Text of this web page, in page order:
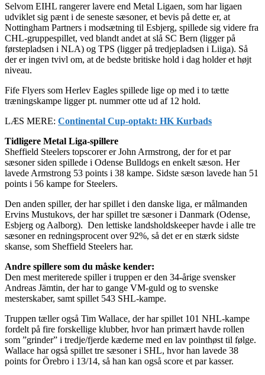
Selvom EIHL rangerer lavere end Metal Ligaen, som har ligaen
udviklet sig pænt i de seneste sæsoner, et bevis på dette er, at
Nottingham Partners i modsætning til Esbjerg, spillede sig videre fra
CHL-gruppespillet, ved blandt andet at slå SC Bern (ligger på
førstepladsen i NLA) og TPS (ligger på tredjepladsen i Liiga). Så
der er ingen tvivl om, at de bedste britiske hold i dag holder et højt
niveau.
Fife Flyers som Herlev Eagles spillede lige op med i to tætte
træningskampe ligger pt. nummer otte ud af 12 hold.
LÆS MERE: Continental Cup-optakt: HK Kurbads
Tidligere Metal Liga-spillere
Sheffield Steelers topscorer er John Armstrong, der for et par
sæsoner siden spillede i Odense Bulldogs en enkelt sæson. Her
lavede Armstrong 53 points i 38 kampe. Sidste sæson lavede han 51
points i 56 kampe for Steelers.
Den anden spiller, der har spillet i den danske liga, er målmanden
Ervins Mustukovs, der har spillet tre sæsoner i Danmark (Odense,
Esbjerg og Aalborg). Den lettiske landsholdskeeper havde i alle tre
sæsoner en redningsprocent over 92%, så det er en stærk sidste
skanse, som Sheffield Steelers har.
Andre spillere som du måske kender:
Den mest meriterede spiller i truppen er den 34-årige svensker
Andreas Jämtin, der har to gange VM-guld og to svenske
mesterskaber, samt spillet 543 SHL-kampe.
Truppen tæller også Tim Wallace, der har spillet 101 NHL-kampe
fordelt på fire forskellige klubber, hvor han primært havde rollen
som ”grinder” i tredje/fjerde kæderne med en lav pointhøst til følge.
Wallace har også spillet tre sæsoner i SHL, hvor han lavede 38
points for Örebro i 13/14, så han kan også score et par kasser.